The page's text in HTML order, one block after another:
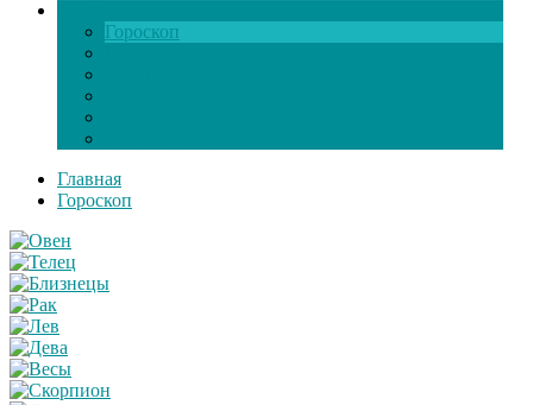
Гороскоп
Главная
Гороскоп